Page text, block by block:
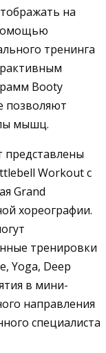
на
тренинга
Booty
позволяют
мышц.
представлены
Workout c
Grand
хореографии.
тренировки
Yoga, Deep
в мини-
направления
специалиста